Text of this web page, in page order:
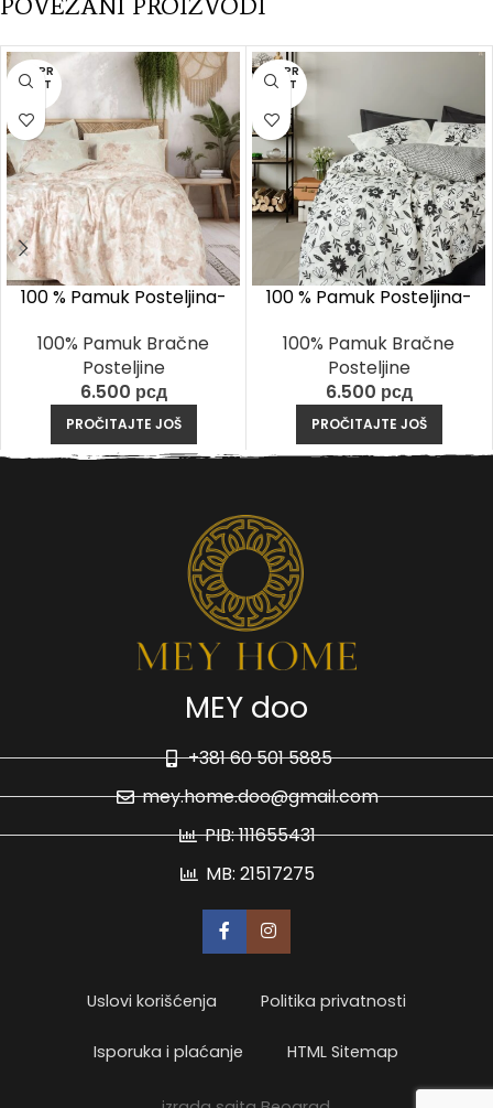
RASPR
ODAT
100 % Pamuk Posteljina-
100% Pamuk Bračne
Posteljine
6.500 рсд
PROČITAJTE JOŠ
RASPR
ODAT
100 % Pamuk Posteljina-
100% Pamuk Bračne
Posteljine
6.500 рсд
PROČITAJTE JOŠ
MEY doo
+381 60 501 5885
mey.home.doo@gmail.com
PIB: 111655431
MB: 21517275
Uslovi korišćenja Politika privatnosti
Isporuka i plaćanje HTML Sitemap